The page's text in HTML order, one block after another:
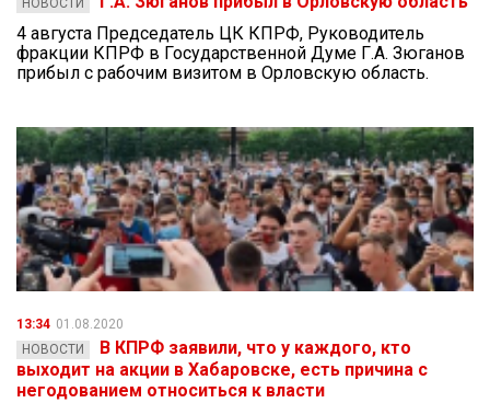
НОВОСТИ
4 августа Председатель ЦК КПРФ, Руководитель
фракции КПРФ в Государственной Думе Г.А. Зюганов
прибыл с рабочим визитом в Орловскую область.
13:34 01.08.2020
НОВОСТИ
В КПРФ заявили, что у каждого, кто
выходит на акции в Хабаровске, есть причина с
негодованием относиться к власти